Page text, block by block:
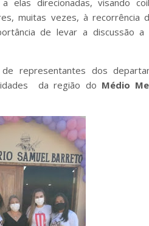
elas direcionadas, visando
muitas vezes, à recorrência
de levar a discussão
representantes dos
da região do Médio